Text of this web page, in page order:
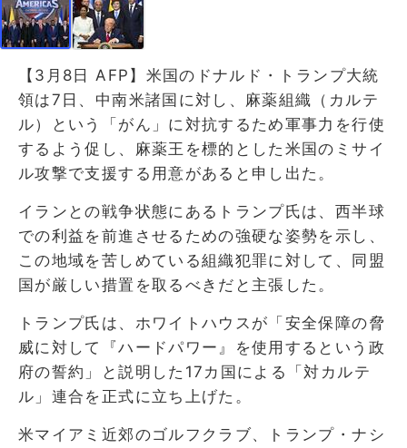
【3月8日 AFP】米国のドナルド・トランプ大統
領は7日、中南米諸国に対し、麻薬組織（カルテ
ル）という「がん」に対抗するため軍事力を行使
するよう促し、麻薬王を標的とした米国のミサイ
ル攻撃で支援する用意があると申し出た。
イランとの戦争状態にあるトランプ氏は、西半球
での利益を前進させるための強硬な姿勢を示し、
この地域を苦しめている組織犯罪に対して、同盟
国が厳しい措置を取るべきだと主張した。
トランプ氏は、ホワイトハウスが「安全保障の脅
威に対して『ハードパワー』を使用するという政
府の誓約」と説明した17カ国による「対カルテ
ル」連合を正式に立ち上げた。
米マイアミ近郊のゴルフクラブ、トランプ・ナシ